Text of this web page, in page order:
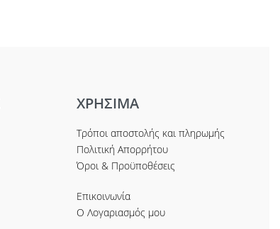
ΧΡΗΣΙΜΑ
Τρόποι αποστολής και πληρωμής
Πολιτική Απορρήτου
Όροι & Προϋποθέσεις
Επικοινωνία
Ο Λογαριασμός μου